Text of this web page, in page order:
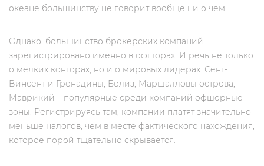
океане большинству не говорит вообще ни о чём.
Однако, большинство брокерских компаний
зарегистрировано именно в офшорах. И речь не только
о мелких конторах, но и о мировых лидерах. Сент-
Винсент и Гренадины, Белиз, Маршалловы острова,
Маврикий – популярные среди компаний офшорные
зоны. Регистрируясь там, компании платят значительно
меньше налогов, чем в месте фактического нахождения,
которое порой тщательно скрывается.